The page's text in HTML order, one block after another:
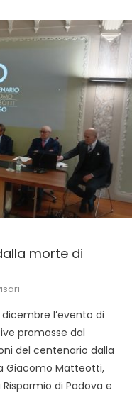
morte di
l’evento di
promosse dal
del centenario dalla
Giacomo Matteotti,
di Padova e